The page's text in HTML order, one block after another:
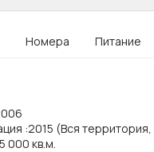
Номера Питание
:2015 (Вся
000 кв.м.